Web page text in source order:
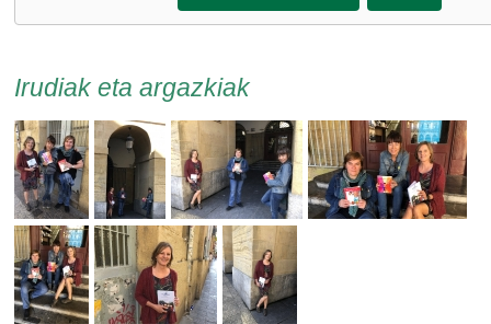
Irudiak eta argazkiak